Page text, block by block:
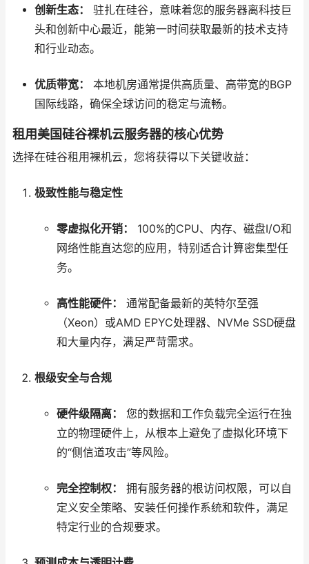
创新生态：
驻扎在硅谷，意味着您的服务器离科技巨
头和创新中心最近，能第一时间获取最新的技术支持
和行业动态。
优质带宽：
本地机房通常提供高质量、高带宽的BGP
国际线路，确保全球访问的稳定与流畅。
租用美国硅谷裸机云服务器的核心优势
选择在硅谷租用裸机云，您将获得以下关键收益：
极致性能与稳定性
零虚拟化开销：
100%的CPU、内存、磁盘I/O和
网络性能直达您的应用，特别适合计算密集型任
务。
高性能硬件：
通常配备最新的英特尔至强
（Xeon）或AMD EPYC处理器、NVMe SSD硬盘
和大量内存，满足严苛需求。
根级安全与合规
硬件级隔离：
您的数据和工作负载完全运行在独
立的物理硬件上，从根本上避免了虚拟化环境下
的“侧信道攻击”等风险。
完全控制权：
拥有服务器的根访问权限，可以自
定义安全策略、安装任何操作系统和软件，满足
特定行业的合规要求。